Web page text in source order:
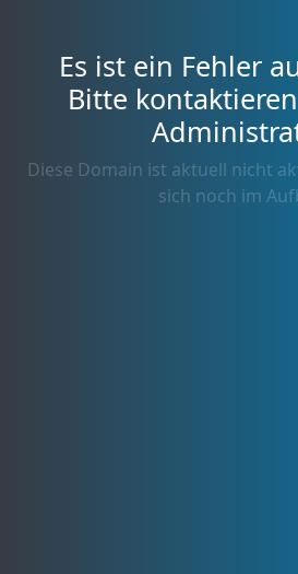
Es ist ein Fehler
Bitte
Diese Domain ist aktuell nicht
sich noch im